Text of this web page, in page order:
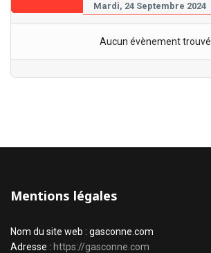
Mardi, 24 Septembre 2024
Aucun évènement trouvé
Mentions légales
Nom du site web : gasconne.com
Adresse : https://gasconne.com